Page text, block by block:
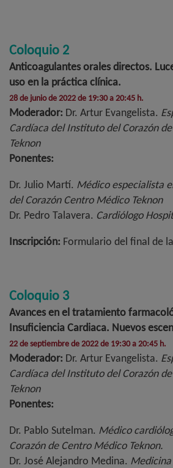
Coloquio 2
Anticoagulantes orales directos.
uso en la práctica clínica.
28 de junio de 2022 de 19:30 a 20:45 h.
Moderador: Dr. Artur Evangelista.
Cardíaca del Instituto del Corazón
Teknon
Ponentes:
Dr. Julio Martí. Médico especialista
del Corazón Centro Médico Teknon
Dr. Pedro Talavera. Cardiólogo
Inscripción: Formulario del final de
Coloquio 3
Avances en el tratamiento
Insuficiencia Cardiaca. Nuevos
22 de septiembre de 2022 de 19:30 a 20:45 h.
Moderador: Dr. Artur Evangelista.
Cardíaca del Instituto del Corazón
Teknon
Ponentes:
Dr. Pablo Sutelman. Médico
Corazón de Centro Médico Teknon.
Dr. José Alejandro Medina.